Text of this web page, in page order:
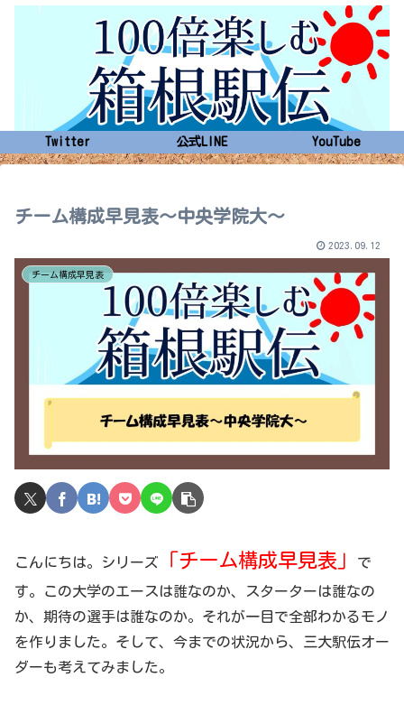
Twitter 公式LINE YouTube
チーム構成早見表～中央学院大～
2023.09.12
チーム構成早見表
こんにちは。シリーズ 「チーム構成早見表」
で
す。この大学のエースは誰なのか、スターターは誰なの
か、期待の選手は誰なのか。それが一目で全部わかるモノ
を作りました。そして、今までの状況から、三大駅伝オー
ダーも考えてみました。